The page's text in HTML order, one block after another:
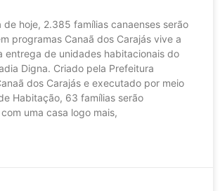
de hoje, 2.385 famílias canaenses serão
programas Canaã dos Carajás vive a
entrega de unidades habitacionais do
Digna. Criado pela Prefeitura
dos Carajás e executado por meio
Habitação, 63 famílias serão
uma casa logo mais,